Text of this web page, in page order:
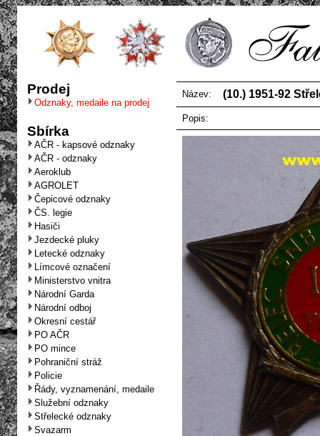
Prodej
Odznaky, medaile na prodej
Sbírka
AČR - kapsové odznaky
AČR - odznaky
Aeroklub
AGROLET
Čepicové odznaky
ČS. legie
Hasiči
Jezdecké pluky
Letecké odznaky
Límcové označení
Ministerstvo vnitra
Národní Garda
Národní odboj
Okresní cestář
PO AČR
PO mince
Pohraniční stráž
Policie
Řády, vyznamenání, medaile
Služební odznaky
Střelecké odznaky
Svazarm
Název: (10.) 1951-92
Popis: